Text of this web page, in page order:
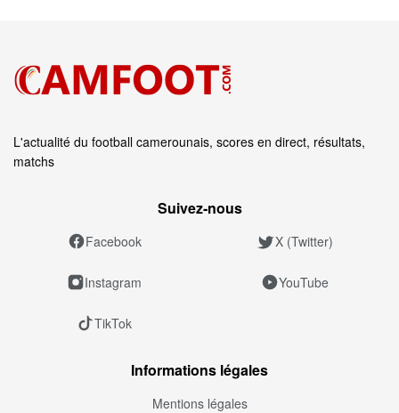
L'actualité du football camerounais, scores en direct, résultats,
matchs
Suivez‑nous
Facebook X (Twitter)
Instagram YouTube
TikTok
Informations légales
Mentions légales